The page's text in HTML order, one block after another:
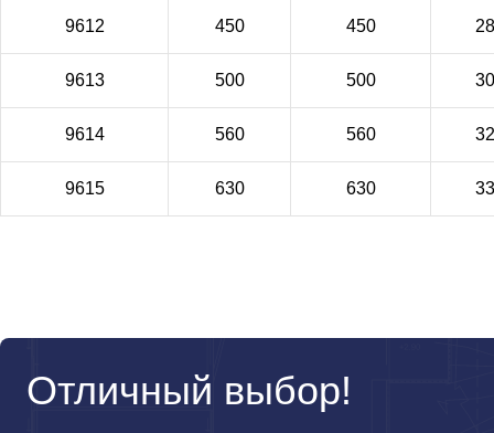
9612 450 450
9613 500 500
9614 560 560
9615 630 630
Отличный выбор!